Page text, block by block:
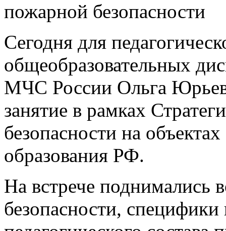
пожарной безопасности
Сегодня для
общеобразовательных
МЧС России Ольга
занятие в рамках
безопасности на
образования РФ.
На встрече поднимались
безопасности,